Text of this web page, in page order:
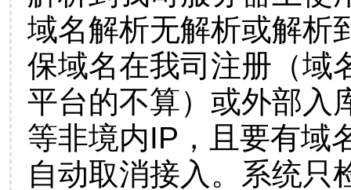
域名解析无解析或解析
保域名在我司注册（域
平台的不算）或外部入
等非境内IP，且要有域
自动取消接入。系统只